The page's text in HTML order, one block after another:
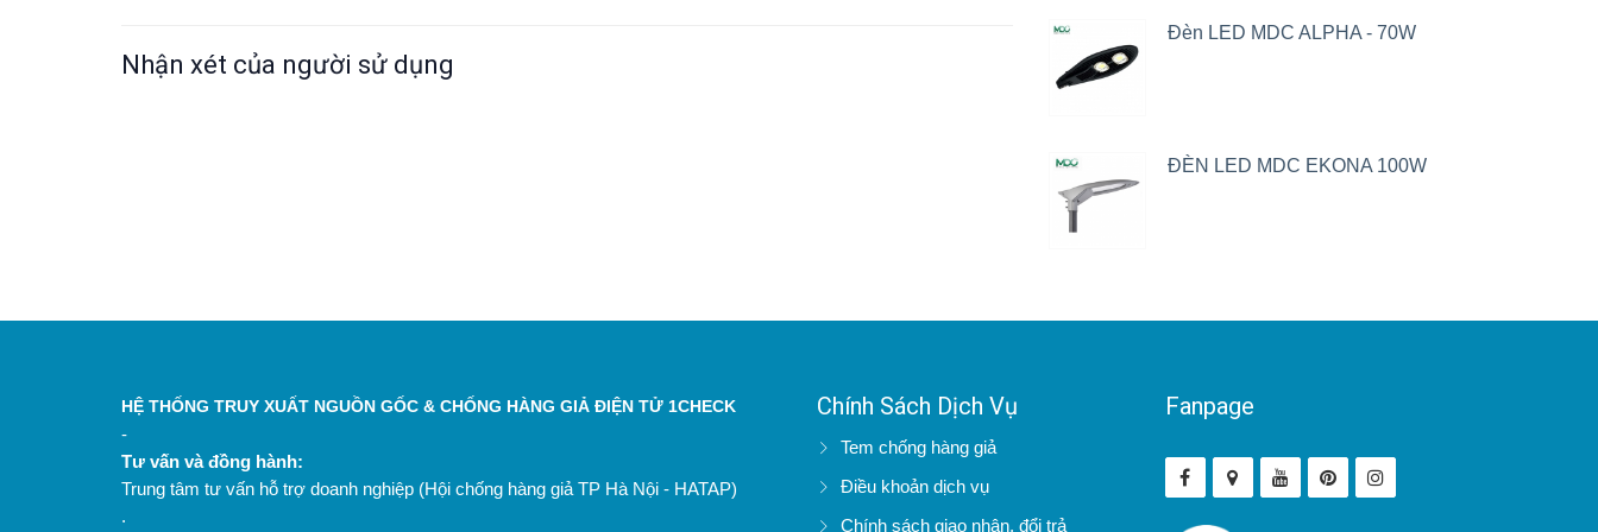
Nhận xét của người sử dụng
Đèn LED MDC ALPHA - 70W
ĐÈN LED MDC EKONA 100W
HỆ THỐNG TRUY XUẤT NGUỒN GỐC & CHỐNG HÀNG GIẢ ĐIỆN TỬ 1CHECK
-
Tư vấn và đồng hành:
Trung tâm tư vấn hỗ trợ doanh nghiệp (Hội chống hàng giả TP Hà Nội - HATAP)
.
Chính Sách Dịch Vụ
Tem chống hàng giả
Điều khoản dịch vụ
Chính sách giao nhận, đổi trả
Fanpage